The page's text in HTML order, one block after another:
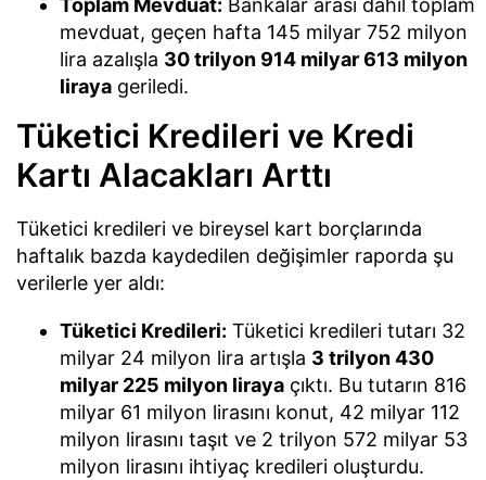
Toplam Mevduat: Bankalar arası dahil toplam
mevduat, geçen hafta 145 milyar 752 milyon
lira azalışla 30 trilyon 914 milyar 613 milyon
liraya geriledi.
Tüketici Kredileri ve Kredi
Kartı Alacakları Arttı
Tüketici kredileri ve bireysel kart borçlarında
haftalık bazda kaydedilen değişimler raporda şu
verilerle yer aldı:
Tüketici Kredileri: Tüketici kredileri tutarı 32
milyar 24 milyon lira artışla 3 trilyon 430
milyar 225 milyon liraya çıktı. Bu tutarın 816
milyar 61 milyon lirasını konut, 42 milyar 112
milyon lirasını taşıt ve 2 trilyon 572 milyar 53
milyon lirasını ihtiyaç kredileri oluşturdu.